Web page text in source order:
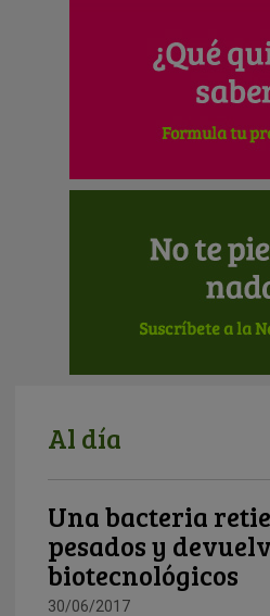
Al día
Una bacteria
pesados y
biotecnológicos
30/06/2017